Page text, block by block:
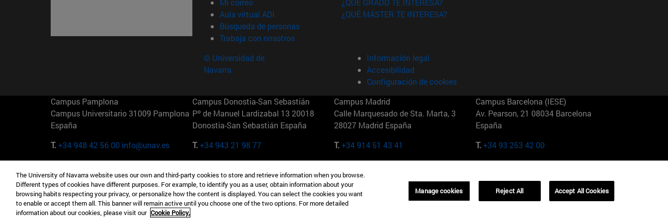
Mi correo
Aula virtual ADI (abre en nueva ventana)
Búsqueda de personas(abre en nueva ventana)
Trabaja con nosotros(abre en nueva ventana)
¿QUÉ GRADO TE INTERESA?
¿QUÉ MÁSTER TE INTERESA?
© Universidad de
Navarra
Información legal
Accesibilidad
Configuración de cookies
Campus Pamplona
Campus Universitario 31009 Pamplona
España
T.+34 948 42 56 00 info@unav.es
Campus Donostia-San Sebastián
Pº de Manuel Lardizabal 13 20018
Donostia-San Sebastián España
T.+34 943 21 98 77
Campus Madrid
Calle Marquesado de Sta. Marta, 3
28027 Madrid España
T.+34 914 51 43 41
Campus Barcelona (IESE)
Av. Pearson, 21 08034 Barcelona
España
T.+34 93 253 42 00
Camino del Cerro Águila 3 28023
Madrid España
T.+34 912 11 30 00
165 W 57th St 10019-2201 Nueva York
EE.UU
T.+1 646 346 8850
Maria-Theresia-Straße 15 81675
Múnich Alemania
T.+49 89 24209790
01321001 Bela Vista Brasil
The University of Navarra website uses our own and third-party cookies to store and retrieve information when you browse.
Different types of cookies have different purposes. For example, to identify you as a user, obtain information about your
browsing habits respecting your privacy, or personalize how the content is displayed. You can select the cookies you want
to enable or accept them all. This banner will remain active until you choose one of the two options. For more detailed
information about our cookies, please visit our Cookie Policy.
Manage cookies Reject All Accept All Cookies